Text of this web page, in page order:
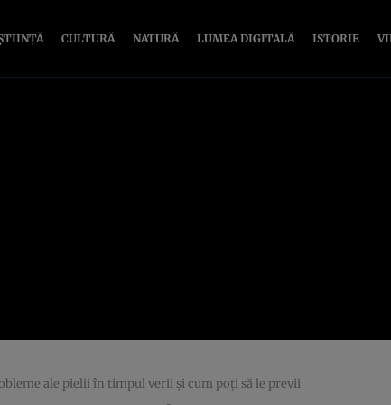
CULTURĂ NATURĂ LUMEA DIGITALĂ ISTORIE
ale pielii în timpul verii şi cum poţi să le previi